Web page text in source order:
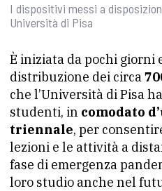
I dispositivi messi a
Università di Pisa
È iniziata da pochi giorni
distribuzione dei circa
che l’Università di Pisa
studenti, in comodato
triennale, per
lezioni e le attività a
fase di emergenza
loro studio anche nel